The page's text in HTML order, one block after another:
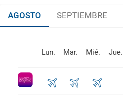
AGOSTO SEPTIEMBRE
Lun. Mar. Mié. Jue.